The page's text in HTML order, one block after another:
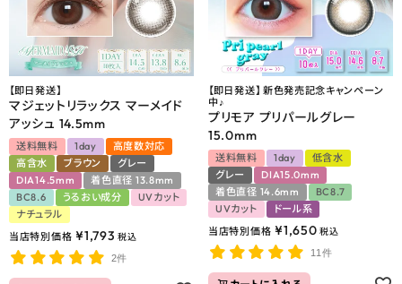
【即日発送】
マジェットリラックス マーメイド
アッシュ 14.5mm
送料無料 1day
高度数対応
高含水
ブラウン
グレー
DIA14.5mm
着色直径 13.8mm
BC8.6
うるおい成分
UVカット
ナチュラル
当店特別価格 ¥1,793 税込
2件
【即日発送】 新色発売記念キャンペーン
中♪
プリモア プリパールグレー
15.0mm
送料無料 1day
低含水
グレー
DIA15.0mm
着色直径 14.6mm
BC8.7
UVカット
ドール系
当店特別価格 ¥1,650 税込
11件